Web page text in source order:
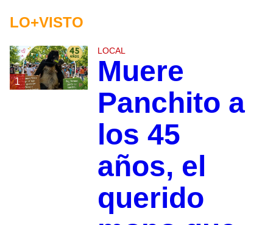
LO+VISTO
1
LOCAL
Muere
Panchito a
los 45
años, el
querido